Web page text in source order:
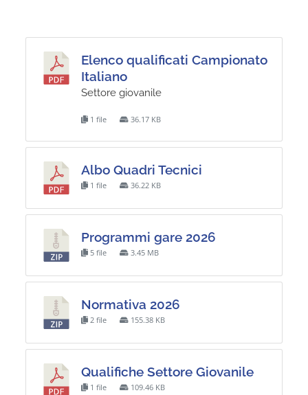
Elenco qualificati Campionato
Italiano
Settore giovanile
1 file 36.17 KB
Albo Quadri Tecnici
1 file 36.22 KB
Programmi gare 2026
5 file 3.45 MB
Normativa 2026
2 file 155.38 KB
Qualifiche Settore Giovanile
1 file 109.46 KB